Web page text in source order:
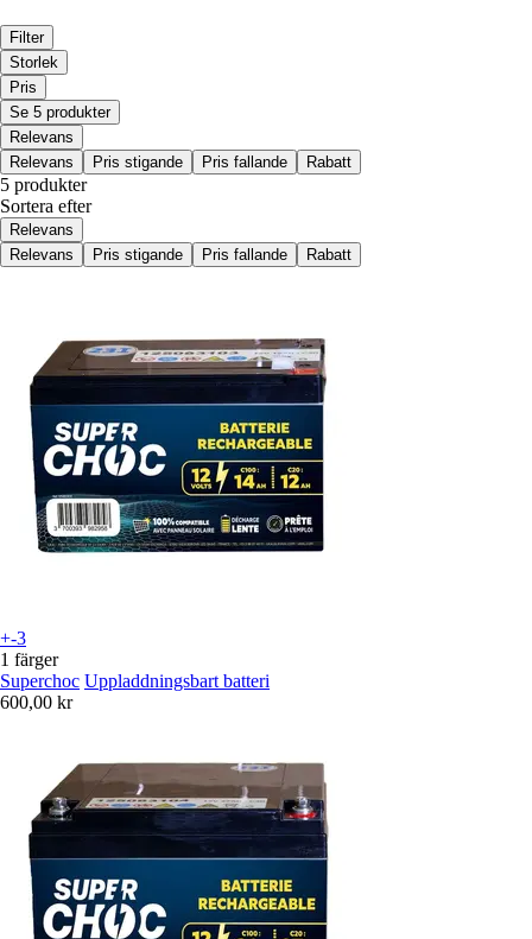
Filter
Storlek
Pris
Se 5 produkter
Relevans
Relevans
Pris stigande Pris fallande Rabatt
5 produkter
Sortera efter
Relevans
Relevans
Pris stigande Pris fallande Rabatt
+-3
1 färger
Superchoc Uppladdningsbart batteri
600,00 kr